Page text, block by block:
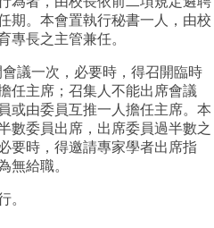
期。本會置執行秘書一人，由校
專長之主管兼任。
議一次，必要時，得召開臨時
任主席；召集人不能出席會議
或由委員互推一人擔任主席。本
數委員出席，出席委員過半數之
要時，得邀請專家學者出席指
無給職。
。